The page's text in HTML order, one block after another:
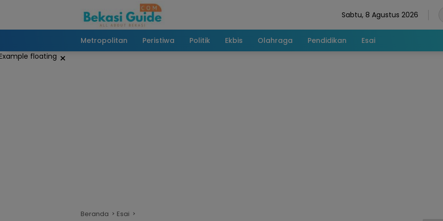
Sabtu, 8 Agustus 2026
Metropolitan Peristiwa Politik Ekbis Olahraga Pendidikan Esai
×
Beranda Esai